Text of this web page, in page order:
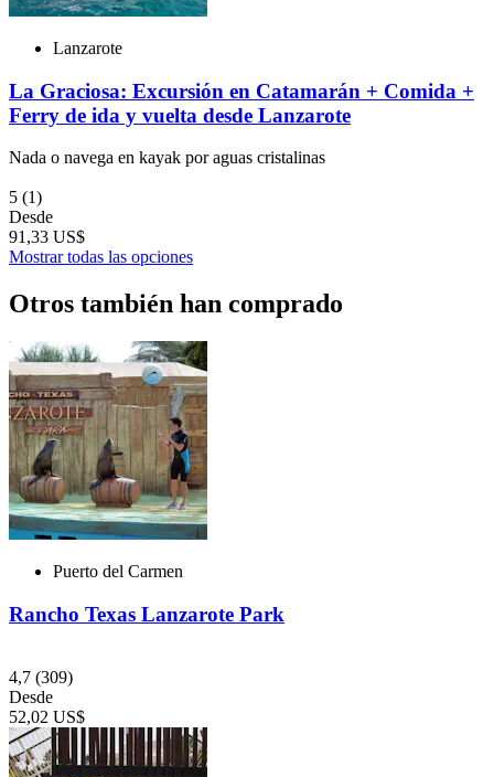
Lanzarote
La Graciosa: Excursión en Catamarán + Comida +
Ferry de ida y vuelta desde Lanzarote
Nada o navega en kayak por aguas cristalinas
5 (1)
Desde
91,33 US$
Mostrar todas las opciones
Otros también han comprado
Puerto del Carmen
Rancho Texas Lanzarote Park
4,7 (309)
Desde
52,02 US$